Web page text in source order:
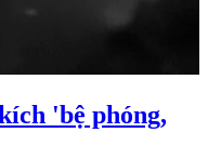
'bệ phóng,